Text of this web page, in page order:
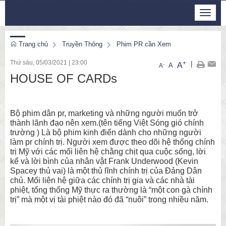
Toggle
Trang chủ Truyền Thông Phim PR cần Xem
Thứ sáu, 05/03/2021 23:00 A- A A+
HOUSE OF CARDs
Bộ phim dân pr, marketing và những người muốn trở
thành lãnh đạo nên xem.(tên tiếng Việt Sóng gió chính
trường ) Là bộ phim kinh điển dành cho những người
làm pr chính trị. Người xem được theo dõi hệ thống chính
trị Mỹ với các mối liên hệ chằng chịt qua cuộc sống, lời
kể và lời bình của nhân vật Frank Underwood (Kevin
Spacey thủ vai) là một thủ lĩnh chính trị của Đảng Dân
chủ. Mối liên hệ giữa các chính trị gia và các nhà tài
phiệt, tổng thống Mỹ thực ra thường là “một con gà chính
trị” mà một vị tài phiệt nào đó đã “nuôi” trong nhiều năm.